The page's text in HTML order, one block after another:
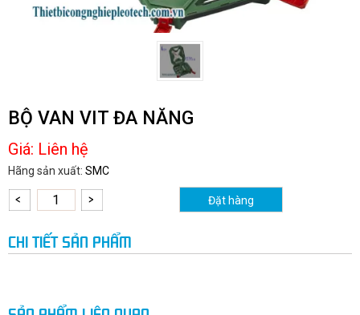
BỘ VAN VIT ĐA NĂNG
Giá: Liên hệ
Hãng sản xuất: SMC
Đặt hàng
CHI TIẾT SẢN PHẨM